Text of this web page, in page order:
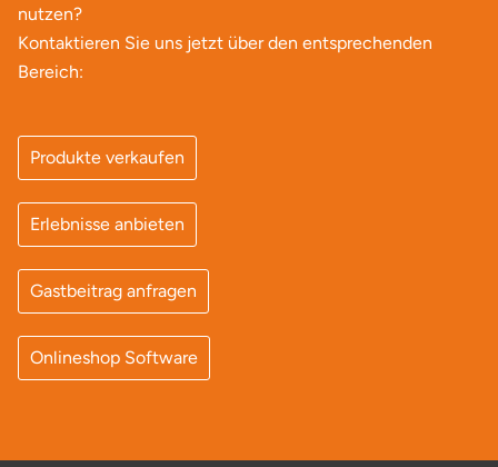
nutzen?
Kontaktieren Sie uns jetzt über den entsprechenden
Bereich:
Produkte verkaufen
Erlebnisse anbieten
Gastbeitrag anfragen
Onlineshop Software
Leutkirch
Löbau
Lübeck
Lüneburg